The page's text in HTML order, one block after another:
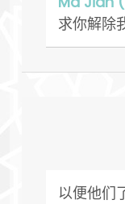
求你解除
以便他们